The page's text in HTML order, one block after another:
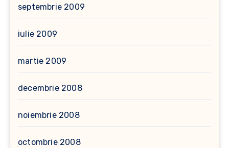
septembrie 2009
iulie 2009
martie 2009
decembrie 2008
noiembrie 2008
octombrie 2008